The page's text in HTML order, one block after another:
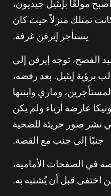
مولعًا بإيثيل جيديون،
تمتلك منزلاً حيث كان
يستأجر إيرفن غرفة.
1937، يوم عيد الفصح، توجه إيرفن إلى
برؤية إيثيل. بعد رفضه،
وماري وابنتها
عارضة أزياء ولم يكن
نشر صور جريئة للضحية
جنبًا إلى جنب مع القصة.
في الصفحات الأمامية،
اختفى قبل أن يُشتبه به.